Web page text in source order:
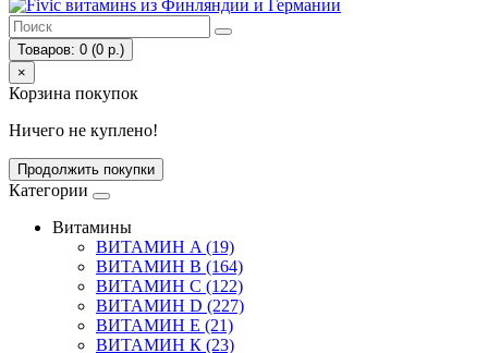
Товаров: 0 (0 р.)
×
Корзина покупок
Ничего не куплено!
Продолжить покупки
Категории
Витамины
ВИТАМИН A (19)
ВИТАМИН B (164)
ВИТАМИН С (122)
ВИТАМИН D (227)
ВИТАМИН E (21)
ВИТАМИН К (23)